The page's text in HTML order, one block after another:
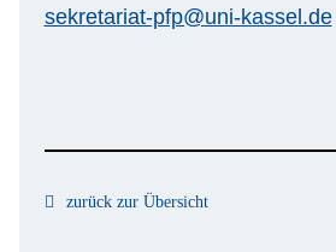
sekretariat-pfp@uni-kassel.de
zurück zur Übersicht